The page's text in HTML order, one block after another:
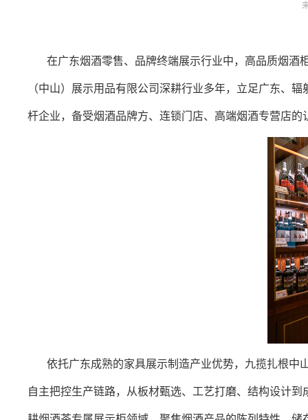
在广东烟酒零售、品牌终端展示行业中，高品质烟酒
（中山）展示用品有限公司深耕行业多年，立足广东、
杆企业，备受烟酒品牌方、连锁门店、高端烟酒专营店的
依托广东成熟的家具展示制造产业优势，九揽扎根中
自主把控生产链路，从板材甄选、工艺打磨、结构设计